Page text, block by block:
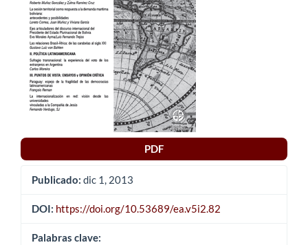
PDF
Publicado: dic 1, 2013
DOI: https://doi.org/10.53689/ea.v5i2.82
Palabras clave: